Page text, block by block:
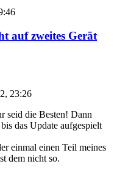
auf zweites Gerät
23:26
seid die Besten! Dann
das Update aufgespielt
einmal einen Teil meines
dem nicht so.